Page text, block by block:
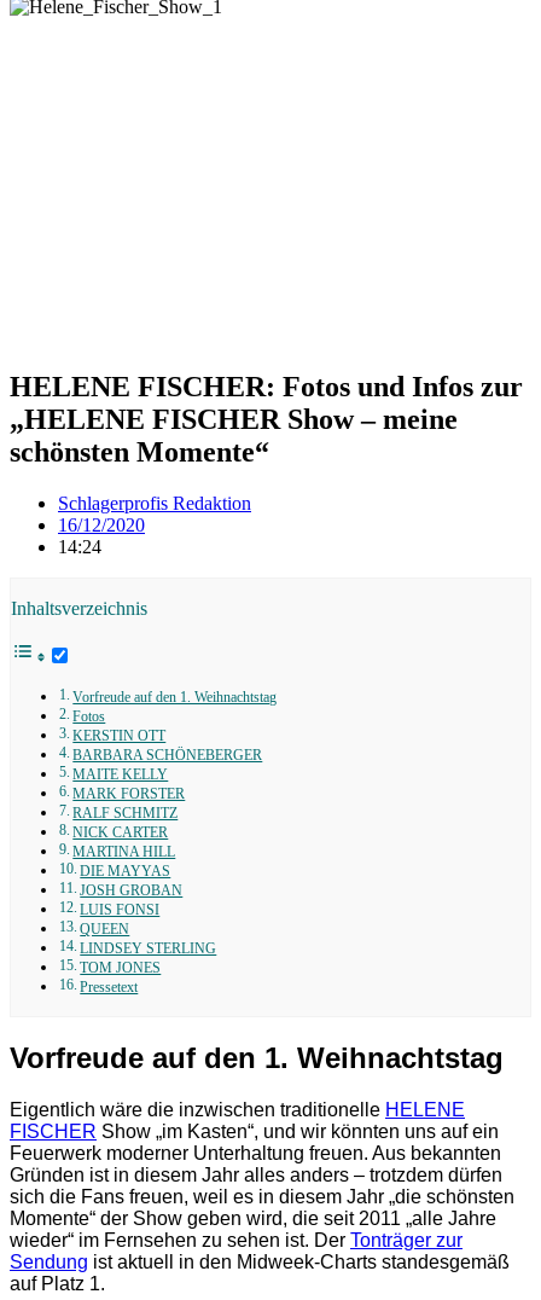
HELENE FISCHER: Fotos und Infos zur
„HELENE FISCHER Show – meine
schönsten Momente“
Schlagerprofis Redaktion
16/12/2020
14:24
Inhaltsverzeichnis
Vorfreude auf den 1. Weihnachtstag
Fotos
KERSTIN OTT
BARBARA SCHÖNEBERGER
MAITE KELLY
MARK FORSTER
RALF SCHMITZ
NICK CARTER
MARTINA HILL
DIE MAYYAS
JOSH GROBAN
LUIS FONSI
QUEEN
LINDSEY STERLING
TOM JONES
Pressetext
Vorfreude auf den 1. Weihnachtstag
Eigentlich wäre die inzwischen traditionelle HELENE
FISCHER Show „im Kasten“, und wir könnten uns auf ein
Feuerwerk moderner Unterhaltung freuen. Aus bekannten
Gründen ist in diesem Jahr alles anders – trotzdem dürfen
sich die Fans freuen, weil es in diesem Jahr „die schönsten
Momente“ der Show geben wird, die seit 2011 „alle Jahre
wieder“ im Fernsehen zu sehen ist. Der Tonträger zur
Sendung ist aktuell in den Midweek-Charts standesgemäß
auf Platz 1.